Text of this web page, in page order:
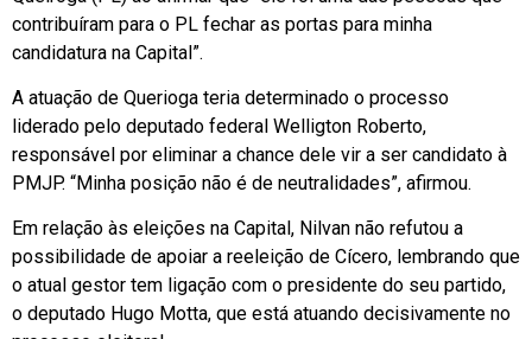
contribuíram para o PL fechar as portas para minha
candidatura na Capital”.
A atuação de Querioga teria determinado o processo
liderado pelo deputado federal Welligton Roberto,
responsável por eliminar a chance dele vir a ser candidato à
PMJP. “Minha posição não é de neutralidades”, afirmou.
Em relação às eleições na Capital, Nilvan não refutou a
possibilidade de apoiar a reeleição de Cícero, lembrando que
o atual gestor tem ligação com o presidente do seu partido,
o deputado Hugo Motta, que está atuando decisivamente no